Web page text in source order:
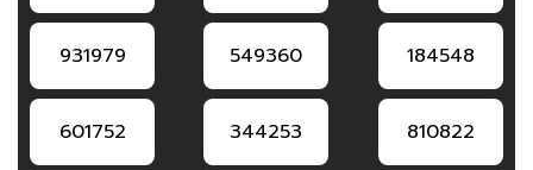
931979 549360 184548
601752 344253 810822